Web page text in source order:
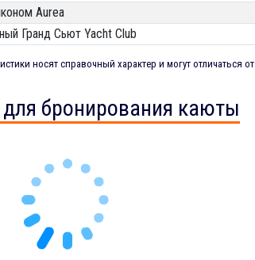
Aurea
Гранд Сьют Yacht Club
носят справочный характер и могут отличаться от
бронирования каюты